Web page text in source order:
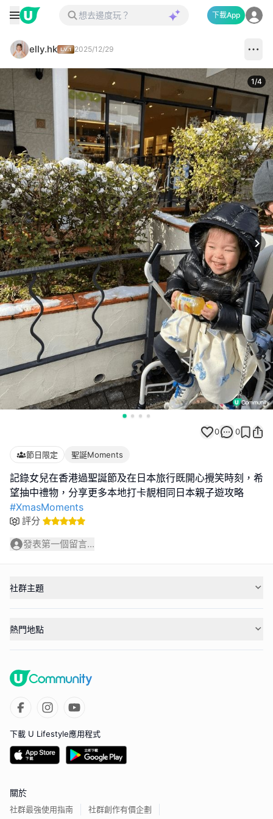
下載App
elly.hk 2025/12/29
1/4
0 0
節日限定 聖誕Moments
記錄女兒在香港過聖誕節及在日本旅行既開心攪笑時刻，希
#XmasMoments
評分
發表第一個留言...
社群主題
熱門地點
下載 U Lifestyle應用程式
關於
社群最強使用指南 社群創作有價企劃